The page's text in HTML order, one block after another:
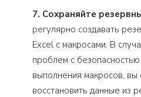
7. Сохраняйте
регулярно создавать
Excel с макросами. В
проблем с
выполнения макросов, вы
восстановить данные из